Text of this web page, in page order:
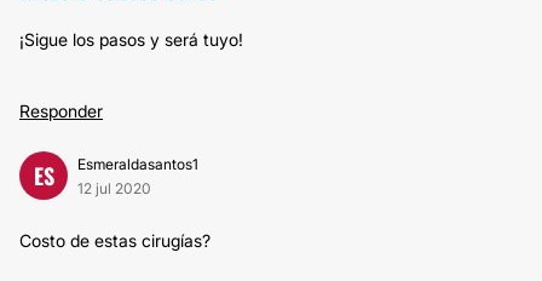
¡Sigue los pasos y será tuyo!
Responder
ES
Esmeraldasantos1
12 jul 2020
Costo de estas cirugías?